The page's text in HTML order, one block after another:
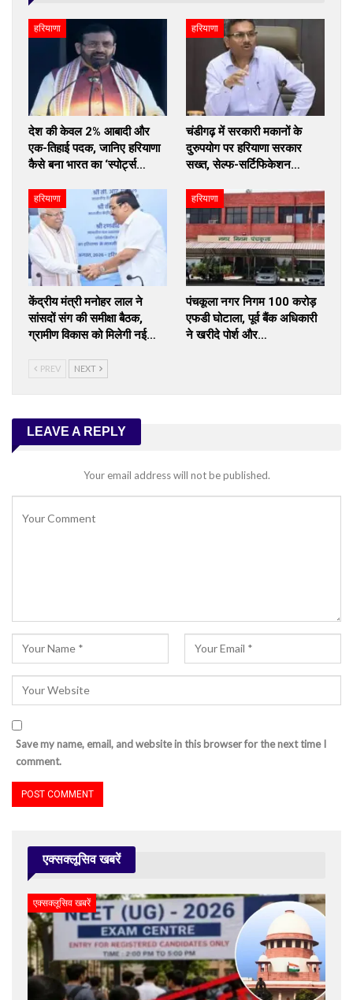
हरियाणा
देश की केवल 2% आबादी और
एक-तिहाई पदक, जानिए हरियाणा
कैसे बना भारत का ‘स्पोर्ट्स…
हरियाणा
चंडीगढ़ में सरकारी मकानों के
दुरुपयोग पर हरियाणा सरकार
सख्त, सेल्फ-सर्टिफिकेशन…
हरियाणा
केंद्रीय मंत्री मनोहर लाल ने
सांसदों संग की समीक्षा बैठक,
ग्रामीण विकास को मिलेगी नई…
हरियाणा
पंचकूला नगर निगम 100 करोड़
एफडी घोटाला, पूर्व बैंक अधिकारी
ने खरीदे पोर्श और…
PREV NEXT
LEAVE A REPLY
Your email address will not be published.
Save my name, email, and website in this browser for the next time I
comment.
एक्सक्लूसिव खबरें
एक्सक्लूसिव खबरें